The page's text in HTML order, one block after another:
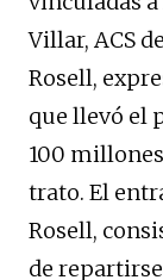
Villar, ACS
Rosell,
que llevó el
100
trato. El
Rosell,
de